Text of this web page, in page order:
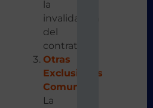
la
invalidación
del
contrato.
Otras
Exclusiones
Comunes
La